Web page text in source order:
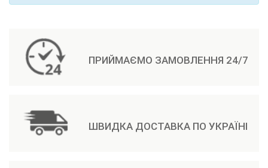
ПРИЙМАЄМО ЗАМОВЛЕННЯ 24/7
ШВИДКА ДОСТАВКА ПО УКРАЇНІ